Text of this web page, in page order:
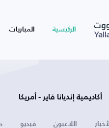
الرئيسية المباريات
أكاديمية إنديانا فاير - أمريكا
الأخبار اللاعبون فيديو